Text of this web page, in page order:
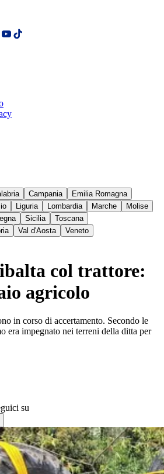
Campania
Emilia Romagna
Liguria Lombardia Marche
Molise
Sicilia
Toscana
Val d'Aosta Veneto
col trattore:
agricolo
in corso di accertamento. Secondo le
era impegnato nei terreni della ditta per
su